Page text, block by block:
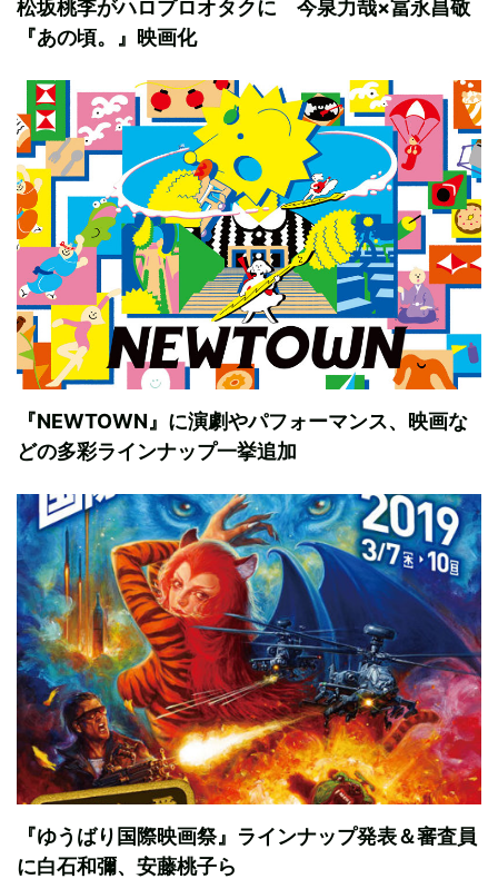
松坂桃李がハロプロオタクに 今泉力哉×冨永昌敬
『あの頃。』映画化
『NEWTOWN』に演劇やパフォーマンス、映画な
どの多彩ラインナップ一挙追加
『ゆうばり国際映画祭』ラインナップ発表＆審査員
に白石和彌、安藤桃子ら